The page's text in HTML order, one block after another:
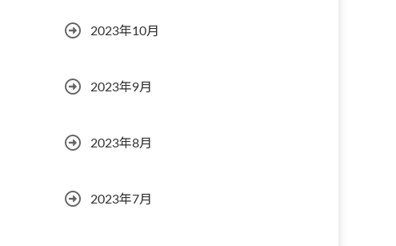
2023年10月
2023年9月
2023年8月
2023年7月